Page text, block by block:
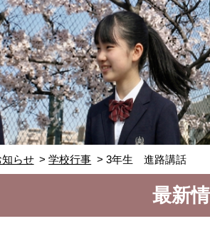
らせ 学校行事 3年生 進路講話
最新